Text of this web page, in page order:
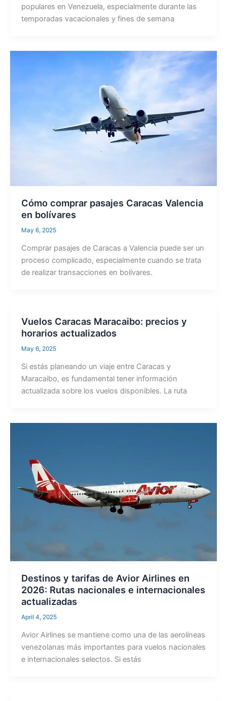
populares en Venezuela, especialmente durante las
temporadas vacacionales y fines de semana
Cómo comprar pasajes Caracas Valencia
en bolívares
May 6, 2025
Comprar pasajes de Caracas a Valencia puede ser un
proceso complicado, especialmente cuando se trata
de realizar transacciones en bolívares.
Vuelos Caracas Maracaibo: precios y
horarios actualizados
May 6, 2025
Si estás planeando un viaje entre Caracas y
Maracaibo, es fundamental tener información
actualizada sobre los vuelos disponibles. La ruta
Destinos y tarifas de Avior Airlines en
2026: Rutas nacionales e internacionales
actualizadas
April 4, 2025
Avior Airlines se mantiene como una de las aerolíneas
venezolanas más importantes para vuelos nacionales
e internacionales selectos. Si estás